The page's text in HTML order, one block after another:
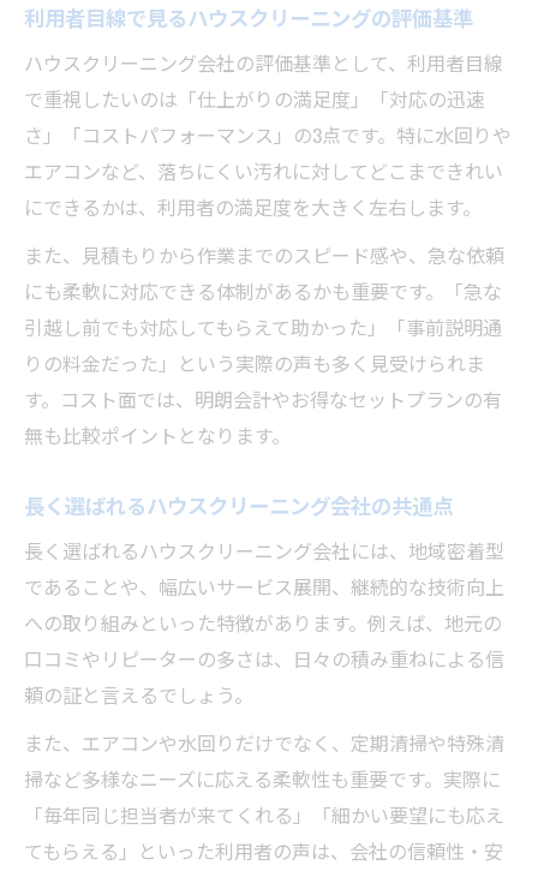
利用者目線で見るハウスクリーニングの評価基準
ハウスクリーニング会社の評価基準として、利用者目線
で重視したいのは「仕上がりの満足度」「対応の迅速
さ」「コストパフォーマンス」の3点です。特に水回りや
エアコンなど、落ちにくい汚れに対してどこまできれい
にできるかは、利用者の満足度を大きく左右します。
また、見積もりから作業までのスピード感や、急な依頼
にも柔軟に対応できる体制があるかも重要です。「急な
引越し前でも対応してもらえて助かった」「事前説明通
りの料金だった」という実際の声も多く見受けられま
す。コスト面では、明朗会計やお得なセットプランの有
無も比較ポイントとなります。
長く選ばれるハウスクリーニング会社の共通点
長く選ばれるハウスクリーニング会社には、地域密着型
であることや、幅広いサービス展開、継続的な技術向上
への取り組みといった特徴があります。例えば、地元の
口コミやリピーターの多さは、日々の積み重ねによる信
頼の証と言えるでしょう。
また、エアコンや水回りだけでなく、定期清掃や特殊清
掃など多様なニーズに応える柔軟性も重要です。実際に
「毎年同じ担当者が来てくれる」「細かい要望にも応え
てもらえる」といった利用者の声は、会社の信頼性・安